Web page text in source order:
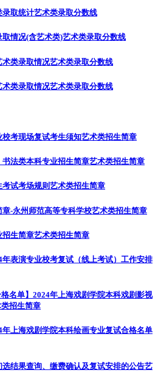
录取统计艺术类录取分数线
情况(含艺术类)艺术类录取分数线
术类录取情况艺术类录取分数线
术类录取情况艺术类录取分数线
考现场复试考生须知艺术类招生简章
法类本科专业招生简章艺术类招生简章
试考场规则艺术类招生简章
-永州师范高等专科学校艺术类招生简章
招生简章艺术类招生简章
表演专业校考复试（线上考试）工作安排
名单】2024年上海戏剧学院本科戏剧影视
招生简章
年上海戏剧学院本科绘画专业复试合格名单
结果查询、缴费确认及复试安排的公告艺